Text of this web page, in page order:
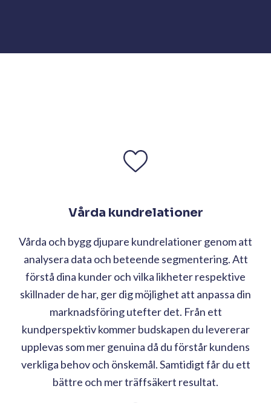
Vårda kundrelationer
Vårda och bygg djupare kundrelationer genom att
analysera data och beteende segmentering. Att
förstå dina kunder och vilka likheter respektive
skillnader de har, ger dig möjlighet att anpassa din
marknadsföring utefter det. Från ett
kundperspektiv kommer budskapen du levererar
upplevas som mer genuina då du förstår kundens
verkliga behov och önskemål. Samtidigt får du ett
bättre och mer träffsäkert resultat.